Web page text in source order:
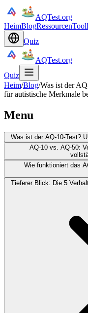
AQTest.org
HeimBlogRessourcen
Quiz
AQTest.org
Quiz
Heim/Blog/Was ist der
für autistische Merkmale
Menu
Was ist der AQ-10-Test?
AQ-10 vs. AQ-50:
Wie funktioniert das
Tieferer Blick: Die 5